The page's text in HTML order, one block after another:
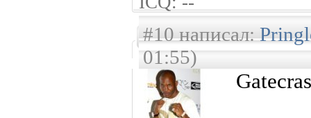
#10 написал:
01:55)